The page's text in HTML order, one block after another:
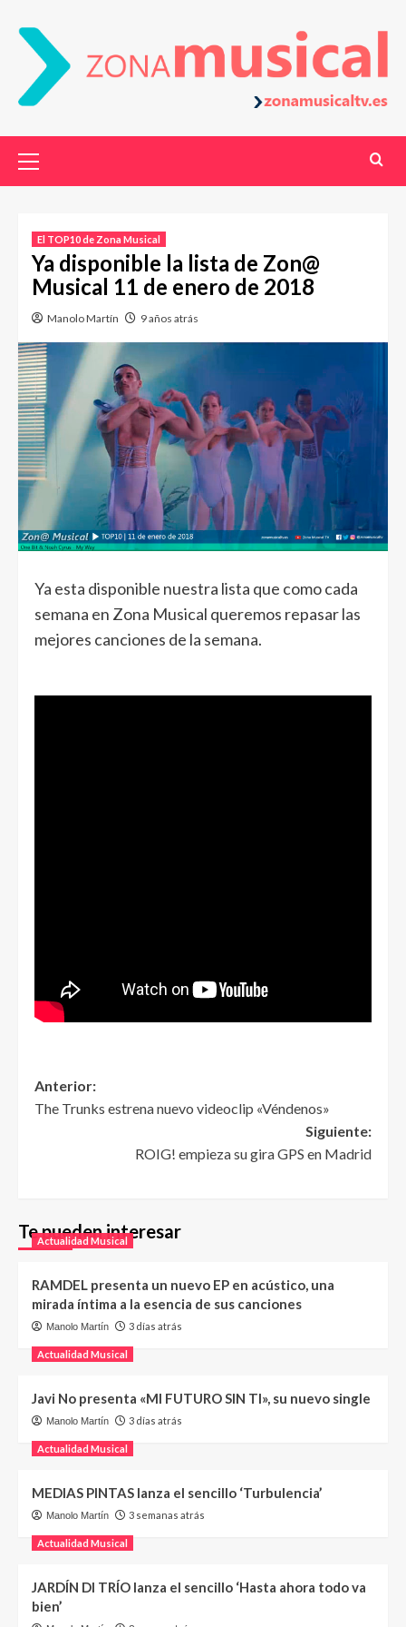
El TOP10 de Zona Musical
Ya disponible la lista de Zon@
Musical 11 de enero de 2018
Manolo Martín 9 años atrás
Ya esta disponible nuestra lista que como cada
semana en Zona Musical queremos repasar las
mejores canciones de la semana.
Anterior:
The Trunks estrena nuevo videoclip «Véndenos»
Siguiente:
ROIG! empieza su gira GPS en Madrid
Te pueden interesar
Actualidad Musical
RAMDEL presenta un nuevo EP en acústico, una
mirada íntima a la esencia de sus canciones
Manolo Martín 3 días atrás
Actualidad Musical
Javi No presenta «MI FUTURO SIN TI», su nuevo single
Manolo Martín 3 días atrás
Actualidad Musical
MEDIAS PINTAS lanza el sencillo ‘Turbulencia’
Manolo Martín 3 semanas atrás
Actualidad Musical
JARDÍN DI TRÍO lanza el sencillo ‘Hasta ahora todo va
bien’